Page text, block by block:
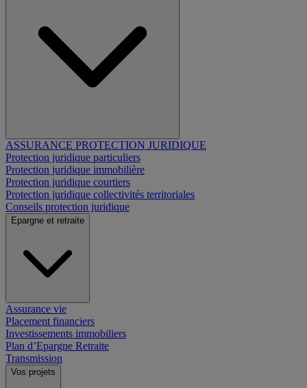
ASSURANCE PROTECTION JURIDIQUE
Protection juridique particuliers
Protection juridique immobilière
Protection juridique courtiers
Protection juridique collectivités territoriales
Conseils protection juridique
Epargne et retraite
Assurance vie
Placement financiers
Investissements immobiliers
Plan d’Epargne Retraite
Transmission
Vos projets